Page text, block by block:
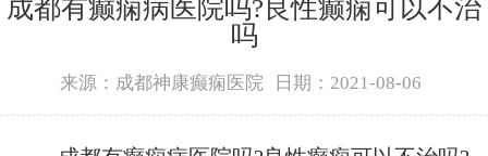
成都有癫痫病医院吗?良性癫痫可以不治
吗
来源：成都神康癫痫医院 日期：2021-08-06